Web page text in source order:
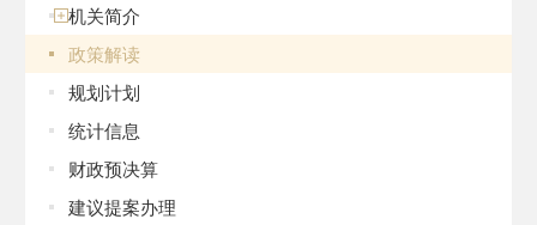
机关简介
政策解读
规划计划
统计信息
财政预决算
建议提案办理